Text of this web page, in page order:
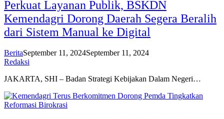
Perkuat Layanan Publik, BSKDN
Kemendagri Dorong Daerah Segera Beralih
dari Sistem Manual ke Digital
BeritaSeptember 11, 2024September 11, 2024
Redaksi
JAKARTA, SHI – Badan Strategi Kebijakan Dalam Negeri…